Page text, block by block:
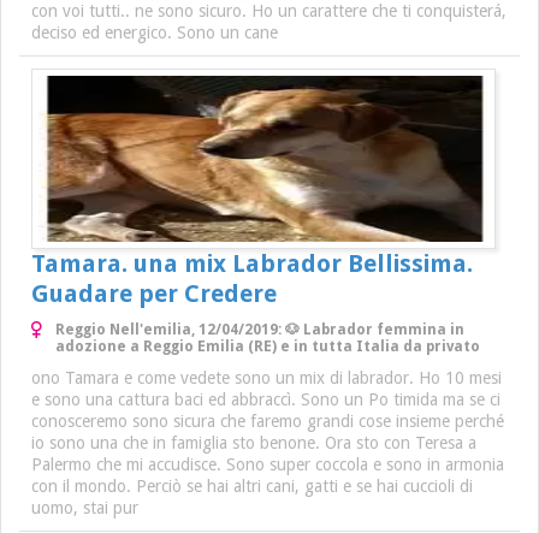
con voi tutti.. ne sono sicuro. Ho un carattere che ti conquisterá,
deciso ed energico. Sono un cane
Tamara. una mix Labrador Bellissima.
Guadare per Credere
Reggio Nell'emilia, 12/04/2019: 🐶 Labrador femmina in
adozione a Reggio Emilia (RE) e in tutta Italia da privato
ono Tamara e come vedete sono un mix di labrador. Ho 10 mesi
e sono una cattura baci ed abbraccì. Sono un Po timida ma se ci
conosceremo sono sicura che faremo grandi cose insieme perché
io sono una che in famiglia sto benone. Ora sto con Teresa a
Palermo che mi accudisce. Sono super coccola e sono in armonia
con il mondo. Perciò se hai altri cani, gatti e se hai cuccioli di
uomo, stai pur